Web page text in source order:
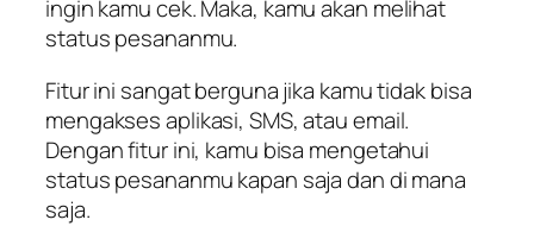
ingin kamu cek. Maka, kamu akan melihat
status pesananmu.
Fitur ini sangat berguna jika kamu tidak bisa
mengakses aplikasi, SMS, atau email.
Dengan fitur ini, kamu bisa mengetahui
status pesananmu kapan saja dan di mana
saja.